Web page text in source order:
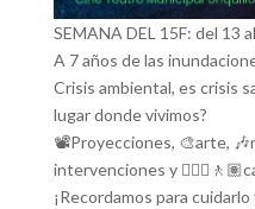
SEMANA DEL 15F: del 13
A 7 años de las
Crisis ambiental, es crisis
lugar donde vivimos?
📽️Proyecciones, 🎨arte,
intervenciones y
¡Recordamos para